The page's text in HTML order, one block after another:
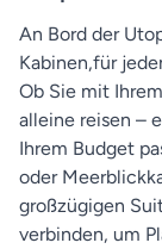
An Bord der
Kabinen,für
Ob Sie mit
alleine reisen –
Ihrem Budget
oder
großzügigen
verbinden, um